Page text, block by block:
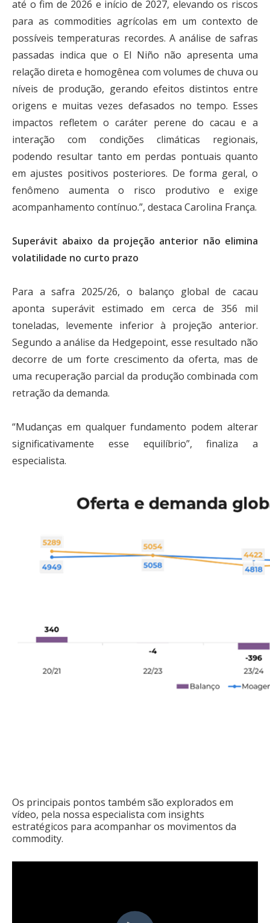
até o fim de 2026 e início de 2027, elevando os riscos
para as commodities agrícolas em um contexto de
possíveis temperaturas recordes. A análise de safras
passadas indica que o El Niño não apresenta uma
relação direta e homogênea com volumes de chuva ou
níveis de produção, gerando efeitos distintos entre
origens e muitas vezes defasados no tempo. Esses
impactos refletem o caráter perene do cacau e a
interação com condições climáticas regionais,
podendo resultar tanto em perdas pontuais quanto
em ajustes positivos posteriores. De forma geral, o
fenômeno aumenta o risco produtivo e exige
acompanhamento contínuo.”, destaca Carolina França.
Superávit abaixo da projeção anterior não elimina
volatilidade no curto prazo
Para a safra 2025/26, o balanço global de cacau
aponta superávit estimado em cerca de 356 mil
toneladas, levemente inferior à projeção anterior.
Segundo a análise da Hedgepoint, esse resultado não
decorre de um forte crescimento da oferta, mas de
uma recuperação parcial da produção combinada com
retração da demanda.
“Mudanças em qualquer fundamento podem alterar
significativamente esse equilíbrio”, finaliza a
especialista.
Os principais pontos também são explorados em
vídeo, pela nossa especialista com insights
estratégicos para acompanhar os movimentos da
commodity.